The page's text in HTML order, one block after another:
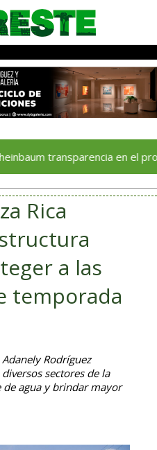
en el proceso de
Rica
a las
temporada
Rodríguez
sectores de la
agua y brindar mayor